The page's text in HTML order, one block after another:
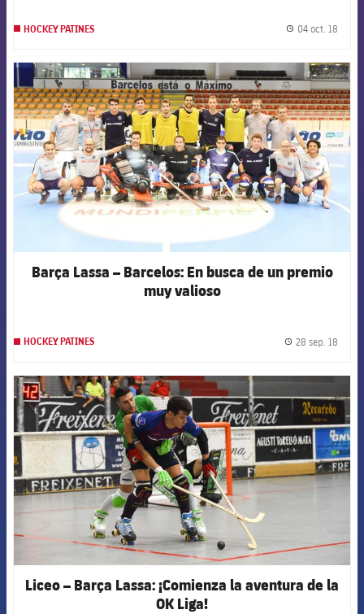
HOCKEY PATINES 04 oct. 18
FCB Barcelona badge
Barça Lassa – Barcelos: En busca de un premio
muy valioso
HOCKEY PATINES 28 sep. 18
FCB Barcelona badge
Liceo – Barça Lassa: ¡Comienza la aventura de la
OK Liga!